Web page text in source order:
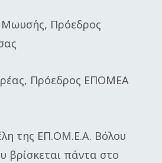
Μωυσής, Πρόεδρος
Πρόεδρος ΕΠΟΜΕΑ
της ΕΠ.ΟΜ.Ε.Α. Βόλου
βρίσκεται πάντα στο